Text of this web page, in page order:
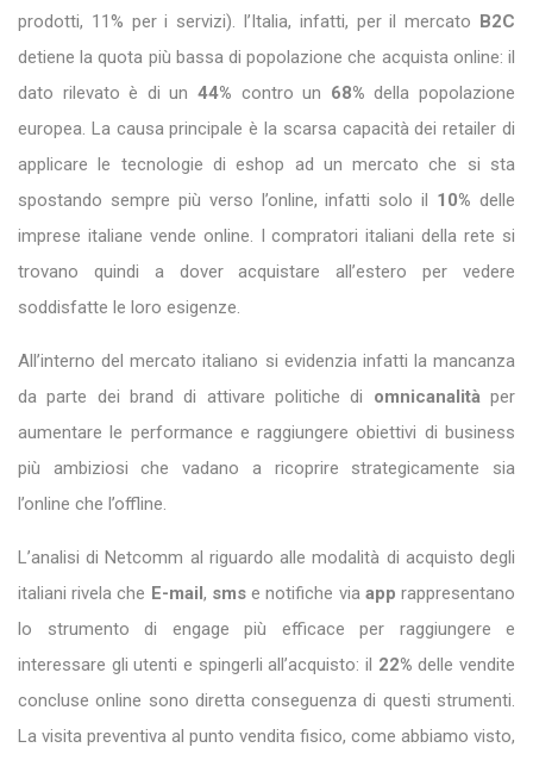
prodotti, 11% per i servizi). l’Italia, infatti, per il mercato B2C
detiene la quota più bassa di popolazione che acquista online: il
dato rilevato è di un 44% contro un 68%della popolazione
europea. La causa principale è la scarsa capacità dei retailer di
applicare le tecnologie di eshop ad un mercato che si sta
spostando sempre più verso l’online, infatti solo il 10% delle
imprese italiane vende online. I compratori italiani della rete si
trovano quindi a dover acquistare all’estero per vedere
soddisfatte le loro esigenze.
All’interno del mercato italiano si evidenzia infatti la mancanza
da parte dei brand di attivare politiche di omnicanalitàper
aumentare le performance e raggiungere obiettivi di business
più ambiziosi che vadano a ricoprire strategicamente sia
l’online che l’offline.
L’analisi di Netcomm al riguardo alle modalità di acquisto degli
italiani rivela che E-mail, smse notifiche via app rappresentano
lo strumento di engage più efficace per raggiungere e
interessare gli utenti e spingerli all’acquisto: il 22% delle vendite
concluse online sono diretta conseguenza di questi strumenti.
La visita preventiva al punto vendita fisico, come abbiamo visto,